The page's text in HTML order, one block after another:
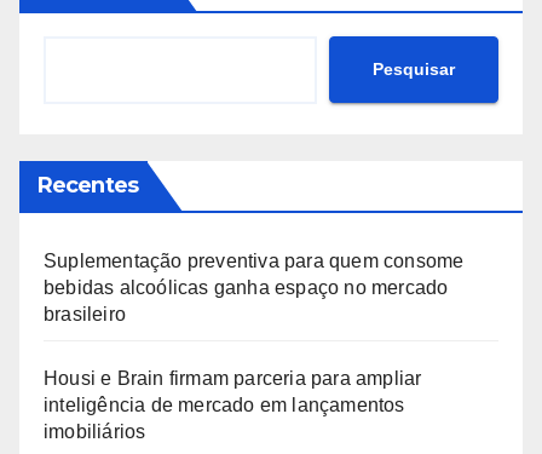
Pesquisar
Recentes
Suplementação preventiva para quem consome
bebidas alcoólicas ganha espaço no mercado
brasileiro
Housi e Brain firmam parceria para ampliar
inteligência de mercado em lançamentos
imobiliários